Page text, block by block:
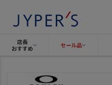
店長
おすすめ
セール品